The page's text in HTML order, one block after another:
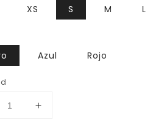
XS S M L
Azul Rojo
Aumentar